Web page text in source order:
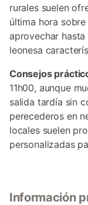
rurales suelen
última hora
aprovechar
leonesa
Consejos
11h00, aunque
salida tardía sin
perecederos en
locales suelen
personalizadas
Información